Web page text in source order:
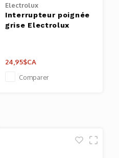
Electrolux
Interrupteur poignée
grise Electrolux
24,95$CA
Comparer